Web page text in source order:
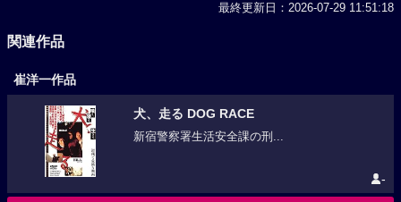
最終更新日：2026-07-29 11:51:18
関連作品
崔洋一作品
犬、走る DOG RACE
新宿警察署生活安全課の刑...
-